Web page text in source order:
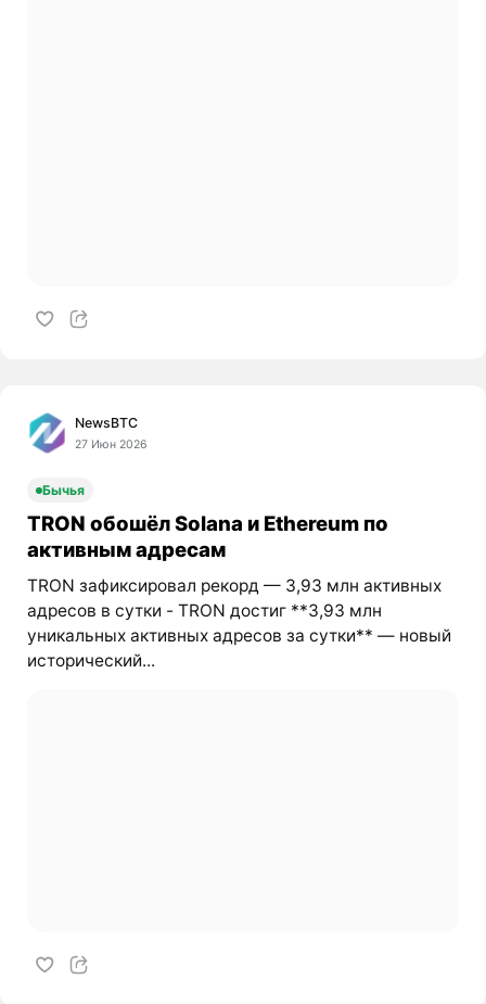
NewsBTC
27 Июн 2026
Бычья
TRON обошёл Solana и Ethereum по
активным адресам
TRON зафиксировал рекорд — 3,93 млн активных
адресов в сутки - TRON достиг **3,93 млн
уникальных активных адресов за сутки** — новый
исторический...